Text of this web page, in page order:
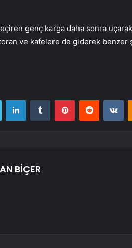
genç karga daha sonra uçarak
ve kafelere de giderek benzer
Twitter LinkedInTumblr PinterestReddit
BİÇER